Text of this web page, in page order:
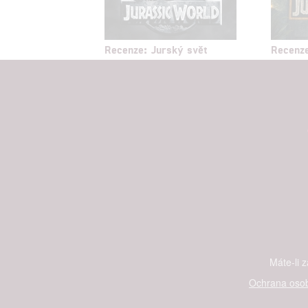
Recenze: Jurský svět
Máte-li
Ochrana